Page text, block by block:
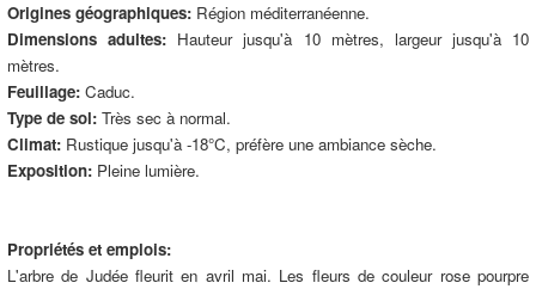
Origines géographiques: Région méditerranéenne.
Dimensions adultes: Hauteur jusqu'à 10 mètres, largeur jusqu'à 10
mètres.
Feuillage: Caduc.
Type de sol: Très sec à normal.
Climat: Rustique jusqu'à -18°C, préfère une ambiance sèche.
Exposition: Pleine lumière.
Propriétés et emplois:
L'arbre de Judée fleurit en avril mai. Les fleurs de couleur rose pourpre